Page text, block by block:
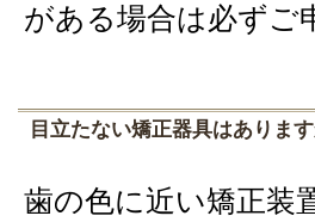
がある場合は必ずご
目立たない矯正器具はあります
歯の色に近い矯正装